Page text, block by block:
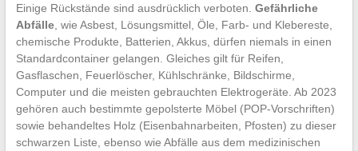
Einige Rückstände sind ausdrücklich verboten. Gefährliche
Abfälle, wie Asbest, Lösungsmittel, Öle, Farb- und Klebereste,
chemische Produkte, Batterien, Akkus, dürfen niemals in einen
Standardcontainer gelangen. Gleiches gilt für Reifen,
Gasflaschen, Feuerlöscher, Kühlschränke, Bildschirme,
Computer und die meisten gebrauchten Elektrogeräte. Ab 2023
gehören auch bestimmte gepolsterte Möbel (POP-Vorschriften)
sowie behandeltes Holz (Eisenbahnarbeiten, Pfosten) zu dieser
schwarzen Liste, ebenso wie Abfälle aus dem medizinischen